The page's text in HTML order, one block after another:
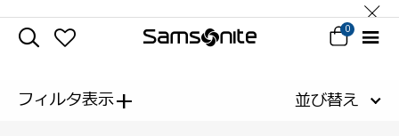
0
フィルタ表示+ 並び替え